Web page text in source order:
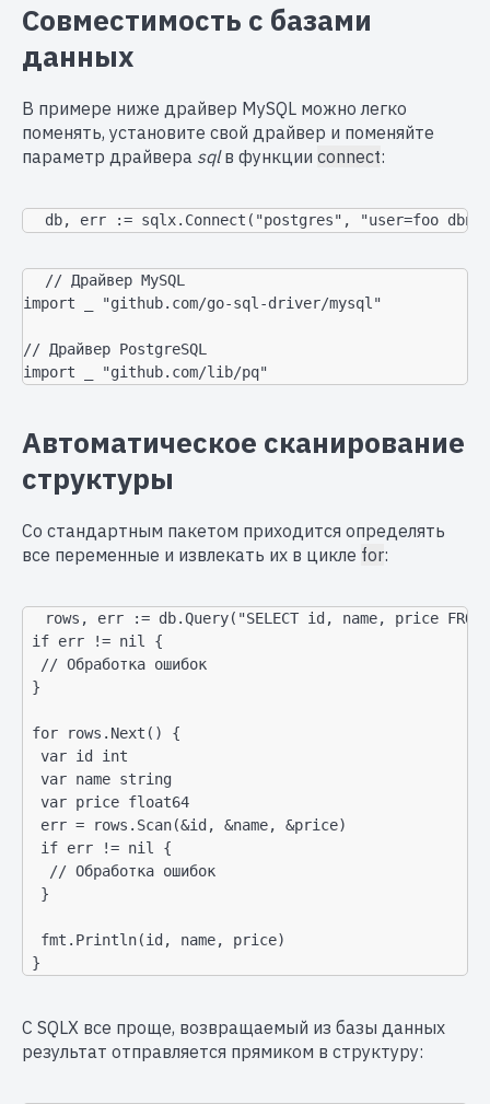
Совместимость с базами
данных
В примере ниже драйвер MySQL можно легко
поменять, установите свой драйвер и поменяйте
параметр драйвера sqlв функции connect:
db, err := sqlx.Connect("postgres", "user=foo
// Драйвер MySQL
import _ "github.com/go-sql-driver/mysql"
// Драйвер PostgreSQL
import _ "github.com/lib/pq"
Автоматическое сканирование
структуры
Со стандартным пакетом приходится определять
все переменные и извлекать их в цикле for:
rows, err := db.Query("SELECT id, name, price
if err != nil {
  // Обработка ошибок
}
for rows.Next() {
  var id int
  var name string
  var price float64
  err = rows.Scan(&id, &name, &price)
  if err != nil {
   // Обработка ошибок
  }
  fmt.Println(id, name, price)
}
С SQLX все проще, возвращаемый из базы данных
результат отправляется прямиком в структуру: